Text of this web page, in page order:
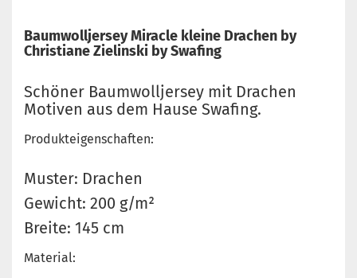
Baumwolljersey Miracle kleine Drachen by
Christiane Zielinski by Swafing
Schöner Baumwolljersey mit Drachen
Motiven aus dem Hause Swafing.
Produkteigenschaften:
Muster: Drachen
Gewicht: 200 g/m²
Breite: 145 cm
Material: